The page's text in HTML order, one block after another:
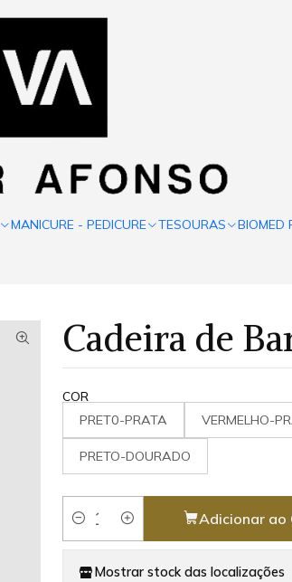
MANICURE - PEDICURE TESOURAS BIOMED
Cadeira de
COR
PRET0-PRATA VERMELHO-
PRETO-DOURADO
Quantidade
Adicionar ao
Mostrar stock das localizações